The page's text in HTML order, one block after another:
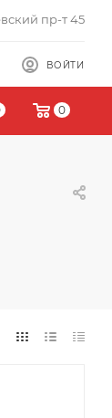
пр-т 45
ВОЙТИ
0